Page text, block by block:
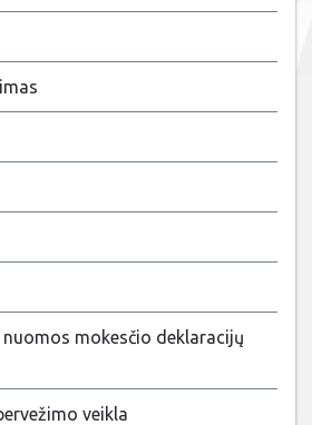
mokesčio deklaracijų
veikla